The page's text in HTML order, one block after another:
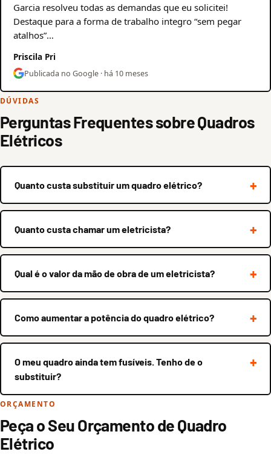
Garcia resolveu todas as demandas que eu solicitei!
Destaque para a forma de trabalho integro “sem pegar
atalhos”…
Priscila Pri
Publicada no Google · há 10 meses
DÚVIDAS
Perguntas Frequentes sobre Quadros
Elétricos
Quanto custa substituir um quadro elétrico?
Quanto custa chamar um eletricista?
Qual é o valor da mão de obra de um eletricista?
Como aumentar a potência do quadro elétrico?
O meu quadro ainda tem fusíveis. Tenho de o
substituir?
ORÇAMENTO
Peça o Seu Orçamento de Quadro
Elétrico